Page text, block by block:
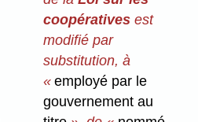
coopératives est
modifié par
substitution, à
«employé par le
gouvernement au